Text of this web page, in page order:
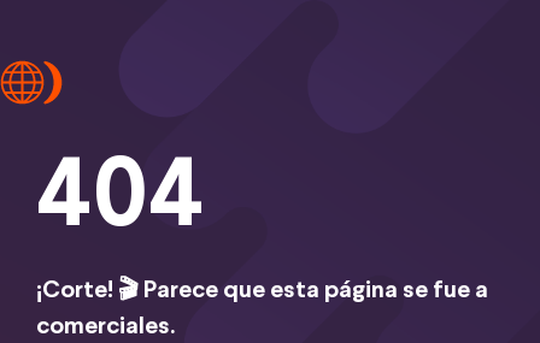
404
¡Corte! 🎬 Parece que esta página se fue a
comerciales.